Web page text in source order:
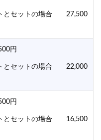
とセットの場合 27,500
円
とセットの場合 22,000
円
とセットの場合 16,500